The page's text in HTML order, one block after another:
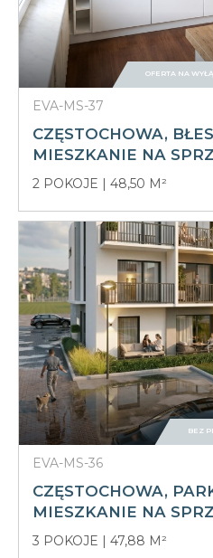
EVA-MS-37
CZĘSTOCHOWA,
MIESZKANIE NA
2 POKOJE 48,50 M²
OFERTA NA
EVA-MS-36
CZĘSTOCHOWA,
MIESZKANIE NA
3 POKOJE 47,88 M²
BEZ